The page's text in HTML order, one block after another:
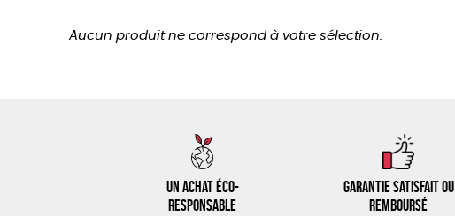
Aucun produit ne correspond à votre sélection.
Un achat éco-
responsable
Garantie satisfait ou
remboursé